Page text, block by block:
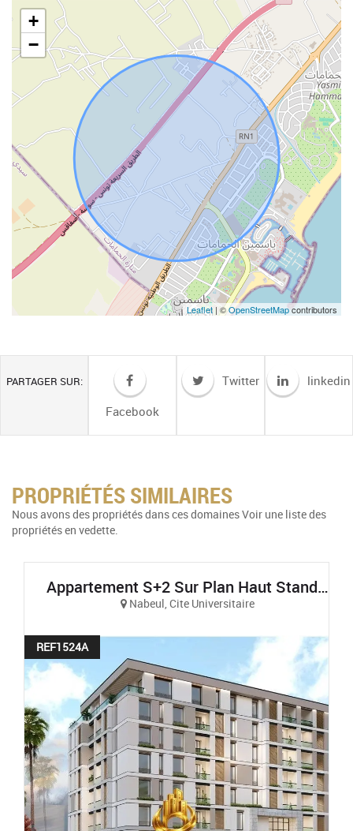
+
−
Leaflet | ©OpenStreetMapcontributors
PARTAGER SUR:
Facebook
Twitter linkedin
PROPRIÉTÉS SIMILAIRES
Nous avons des propriétés dans ces domaines Voir une liste des
propriétés en vedette.
Appartement S+2 Sur Plan Haut Standing Et Vue Sur Mer À AFH Mrezga, Cité El Wafa, Nabeul
Nabeul, Cite Universitaire
REF1524A